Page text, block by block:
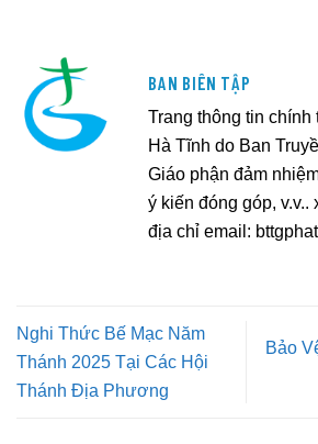
BAN BIÊN TẬP
Trang thông tin
Hà Tĩnh do Ban
Giáo phận đảm
ý kiến đóng góp,
địa chỉ email:
Nghi Thức Bế Mạc Năm
Thánh 2025 Tại Các Hội
Thánh Địa Phương
Bảo